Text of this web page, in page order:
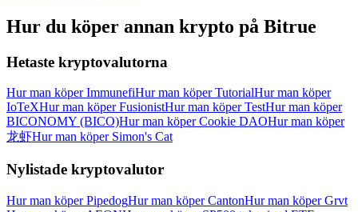
Hur du köper annan krypto på Bitrue
Hetaste kryptovalutorna
Hur man köper ImmunefiHur man köper TutorialHur man köper
IoTeXHur man köper FusionistHur man köper TestHur man köper
BICONOMY (BICO)Hur man köper Cookie DAOHur man köper
龙虾Hur man köper Simon's Cat
Nylistade kryptovalutor
Hur man köper PipedogHur man köper CantonHur man köper Grvt